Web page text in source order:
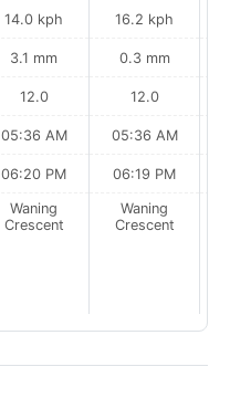
14.0 kph
3.1 mm
12.0
05:36 AM
06:20 PM
Waning
Crescent
16.2 kph
0.3 mm
12.0
05:36 AM
06:19 PM
Waning
Crescent